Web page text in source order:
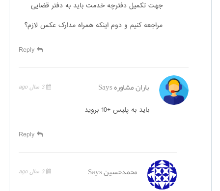
جهت تکمیل دفترچه خدمت باید به دفتر قضایی
مراجعه کنیم و دوم اینکه همراه مدارک عکس لازم؟
Reply
باران مشاورهSays 3 سال ago
باید به پلیس +10 بروید
Reply
محمدحسینSays 3 سال ago